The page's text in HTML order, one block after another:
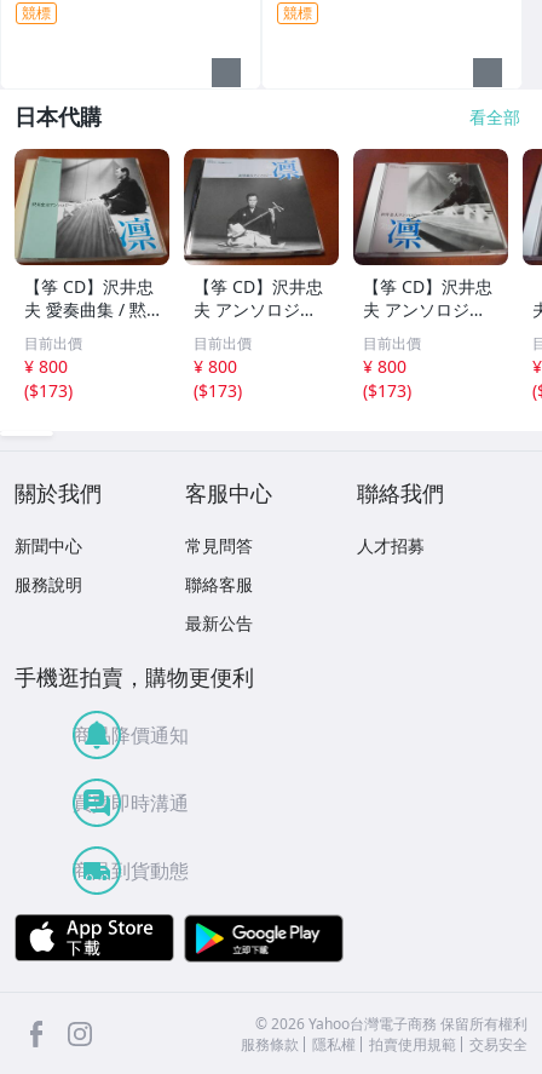
競標 競標
日本代購 看全部
【筝 CD】沢井忠
夫 愛奏曲集 / 黙
示 、波 、二つの
相 、箏二重奏ソ
ナタ 杵屋正邦 、
入野義朗 、小野
目前出價
¥ 800
($173)
【筝 CD】沢井忠
夫 アンソロジー
「凜」からの分売
沢井忠夫作品集
ライブ 風衣、水
の声、枯野砧、五
目前出價
¥ 800
($173)
【筝 CD】沢井忠
夫 アンソロジー
「凜」からの分売
沢井忠夫 作品集
第三集 “光る海”
（限定販売） 200
目前出價
¥ 800
($173)
(
關於我們
新聞中心
服務說明
客服中心
常見問答
聯絡客服
最新公告
聯絡我們
人才招募
手機逛拍賣，購物更便利
商品降價通知
買賣即時溝通
商品到貨動態
APP Store
facebook ©2026 Yahoo台灣電子商務 保留所有權利
服務條款
隱私權 拍賣使用規範 交易安全